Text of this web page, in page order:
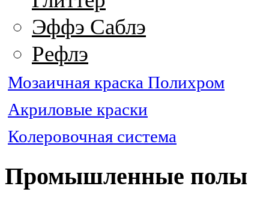
Эффэ Саблэ
Рефлэ
Мозаичная краска Полихром
Акриловые краски
Колеровочная система
Промышленные полы